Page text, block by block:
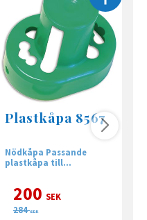
Plastkåpa 8567
Nödkåpa Passande
plastkåpa till
200 SEK
284 SEK